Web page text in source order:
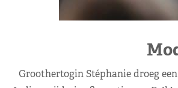
Groothertogin Stéphanie droeg